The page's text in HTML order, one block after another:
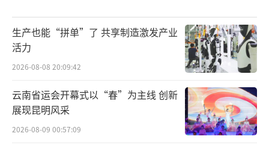
生产也能“拼单”了 共享制造激发产业
活力
2026-08-08 20:09:42
云南省运会开幕式以“春”为主线 创新
展现昆明风采
2026-08-09 00:57:09